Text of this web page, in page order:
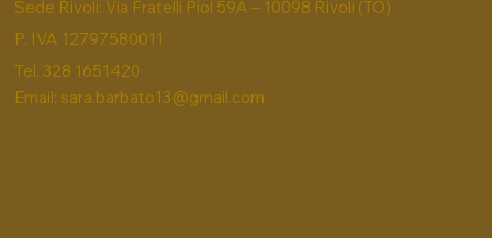
Sede Rivoli: Via Fratelli Piol 59A – 10098 Rivoli (TO)
P. IVA 12797580011
Tel. 328 1651420
Email: sara.barbato13@gmail.com